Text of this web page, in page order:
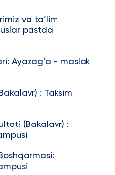
va ta’lim
pastda
Ayazag’a - maslak
: Taksim
(Bakalavr) :